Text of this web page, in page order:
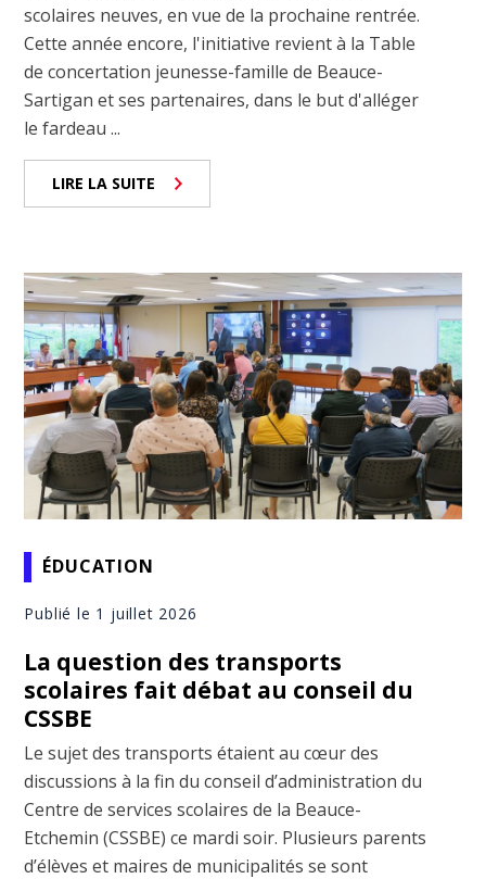
scolaires neuves, en vue de la prochaine rentrée.
Cette année encore, l'initiative revient à la Table
de concertation jeunesse-famille de Beauce-
Sartigan et ses partenaires, dans le but d'alléger
le fardeau ...
LIRE LA SUITE
ÉDUCATION
Publié le 1 juillet 2026
La question des transports
scolaires fait débat au conseil du
CSSBE
Le sujet des transports étaient au cœur des
discussions à la fin du conseil d’administration du
Centre de services scolaires de la Beauce-
Etchemin (CSSBE) ce mardi soir. Plusieurs parents
d’élèves et maires de municipalités se sont